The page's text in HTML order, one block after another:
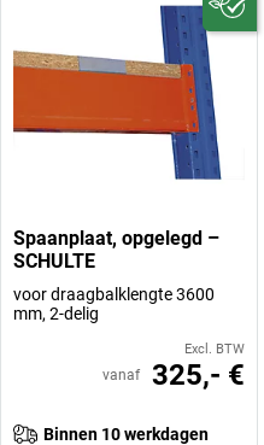
Spaanplaat, opgelegd –
SCHULTE
voor draagbalklengte 3600
mm, 2-delig
Excl. BTW
vanaf 325,- €
Binnen 10 werkdagen